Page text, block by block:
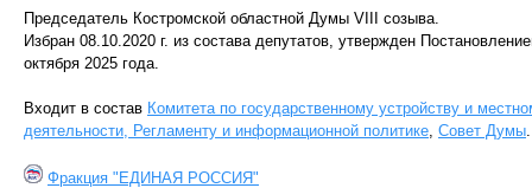
Председатель Костромской областной Думы VIII созыва.
Избран 08.10.2020 г. из состава депутатов, утвержден
октября 2025 года.
Входит в состав Комитета по государственному устройству и
деятельности, Регламенту и информационной политике Совет Думы
Фракция "ЕДИНАЯ РОССИЯ"